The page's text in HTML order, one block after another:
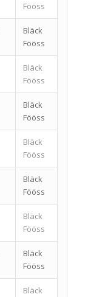
Fööss
Bläck
Fööss
Bläck
Fööss
Bläck
Fööss
Bläck
Fööss
Bläck
Fööss
Bläck
Fööss
Bläck
Fööss
Bläck